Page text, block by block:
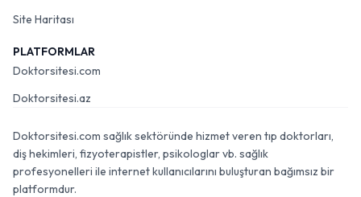
Site Haritası
PLATFORMLAR
Doktorsitesi.com
Doktorsitesi.az
Doktorsitesi.com sağlık sektöründe hizmet veren tıp doktorları,
diş hekimleri, fizyoterapistler, psikologlar vb. sağlık
profesyonelleri ile internet kullanıcılarını buluşturan bağımsız bir
platformdur.